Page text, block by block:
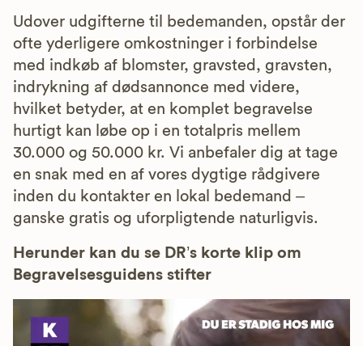
Udover udgifterne til bedemanden, opstår der
ofte yderligere omkostninger i forbindelse
med indkøb af blomster, gravsted, gravsten,
indrykning af dødsannonce med videre,
hvilket betyder, at en komplet begravelse
hurtigt kan løbe op i en totalpris mellem
30.000 og 50.000 kr. Vi anbefaler dig at tage
en snak med en af vores dygtige rådgivere
inden du kontakter en lokal bedemand –
ganske gratis og uforpligtende naturligvis.
Herunder kan du se DR’s korte klip om
Begravelsesguidens stifter